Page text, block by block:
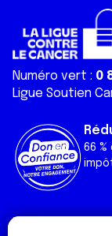
Numéro vert : 0
Ligue Soutien
66
Liens utiles